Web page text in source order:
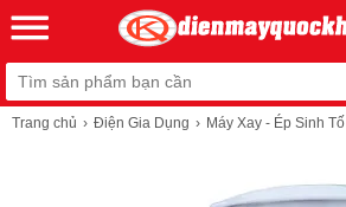
Trang chủ Điện Gia Dụng Máy Xay - Ép Sinh Tố